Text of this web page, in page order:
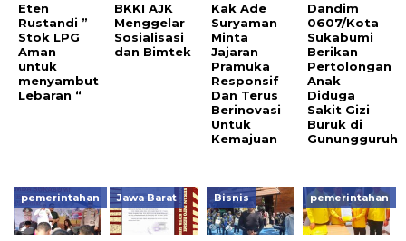
Eten
Rustandi ”
Stok LPG
Aman
untuk
menyambut
Lebaran “
BKKI AJK
Menggelar
Sosialisasi
dan Bimtek
Kak Ade
Suryaman
Minta
Jajaran
Pramuka
Responsif
Dan Terus
Berinovasi
Untuk
Kemajuan
Dandim
0607/Kota
Sukabumi
Berikan
Pertolongan
Anak
Diduga
Sakit Gizi
Buruk di
Gunungguruh
pemerintahan Jawa Barat Bisnis pemerintahan